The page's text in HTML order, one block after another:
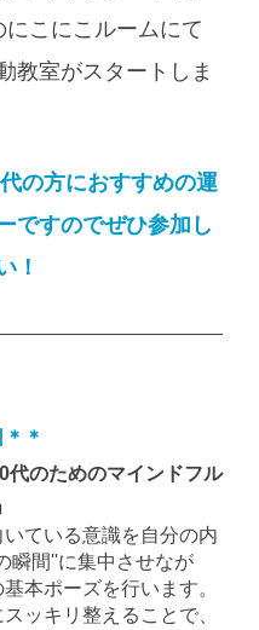
にこにこルームにて
教室がスタートしま
の方におすすめの運
ですのでぜひ参加し
！
＊＊
代のためのマインドフル
ている意識を自分の内
瞬間''に集中させなが
本ポーズを行います。
ッキリ整えることで、